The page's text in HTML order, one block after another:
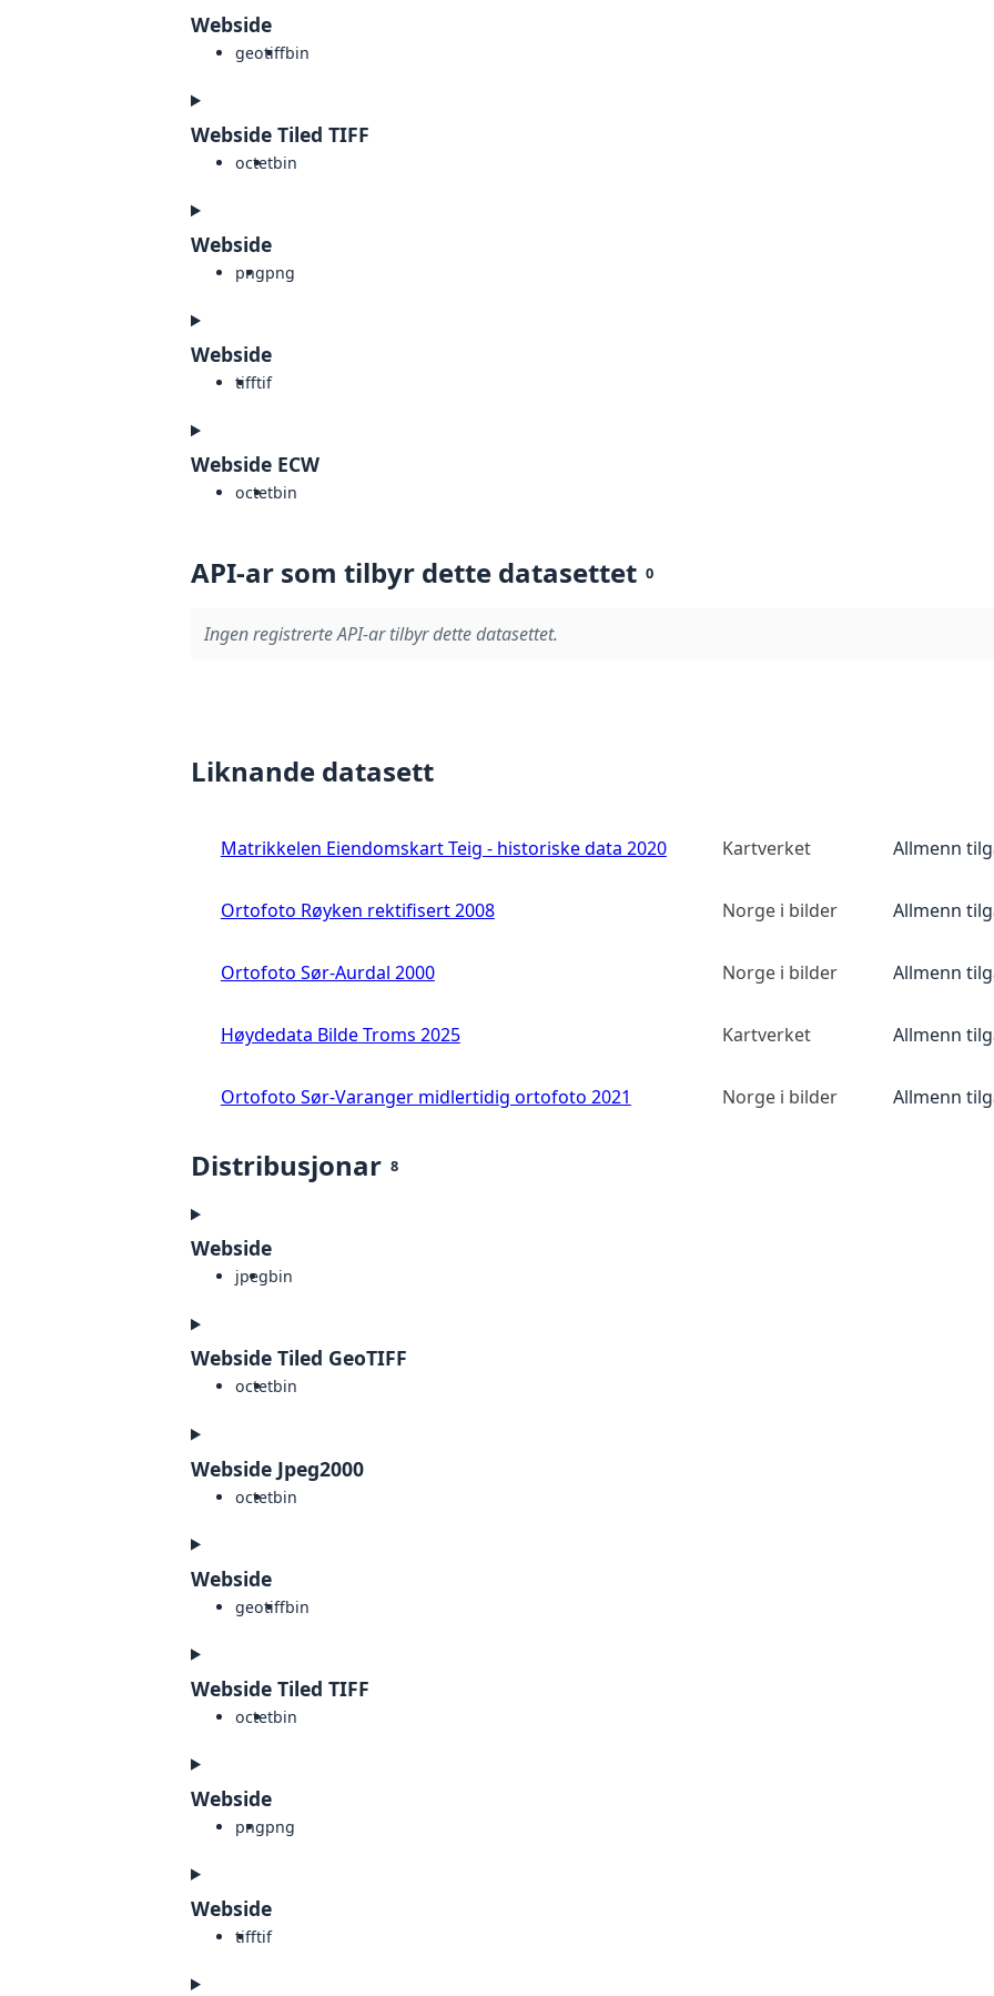
Webside
geotiffbin
Webside Tiled TIFF
octetbin
Webside
pngpng
Webside
tifftif
Webside ECW
octetbin
API-ar som tilbyr dette datasettet 0
Ingen registrerte API-ar tilbyr dette datasettet.
Liknande datasett
Matrikkelen Eiendomskart Teig - historiske data 2020 Kartverket Allmenn
Ortofoto Røyken rektifisert 2008 Norge i bilder Allmenn
Ortofoto Sør-Aurdal 2000 Norge i bilder Allmenn
Høydedata Bilde Troms 2025 Kartverket Allmenn
Ortofoto Sør-Varanger midlertidig ortofoto 2021 Norge i bilder Allmenn
Distribusjonar 8
Webside
jpegbin
Webside Tiled GeoTIFF
octetbin
Webside Jpeg2000
octetbin
Webside
geotiffbin
Webside Tiled TIFF
octetbin
Webside
pngpng
Webside
tifftif